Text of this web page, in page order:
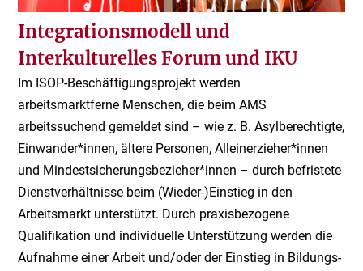
Integrationsmodell und
Interkulturelles Forum und IKU
Im ISOP-Beschäftigungsprojekt werden
arbeitsmarktferne Menschen, die beim AMS
arbeitssuchend gemeldet sind – wie z. B. Asylberechtigte,
Einwander*innen, ältere Personen, Alleinerzieher*innen
und Mindestsicherungsbezieher*innen – durch befristete
Dienstverhältnisse beim (Wieder-)Einstieg in den
Arbeitsmarkt unterstützt. Durch praxisbezogene
Qualifikation und individuelle Unterstützung werden die
Aufnahme einer Arbeit und/oder der Einstieg in Bildungs-